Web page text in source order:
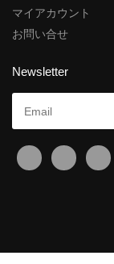
マイアカウント
お問い合せ
Newsletter